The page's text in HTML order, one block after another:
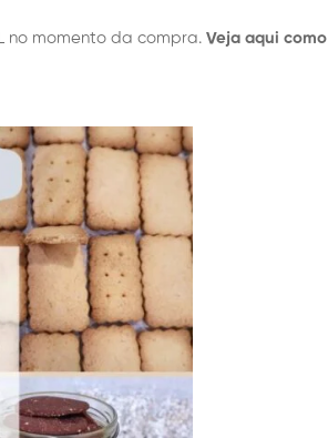
no momento da compra. Veja aqui como